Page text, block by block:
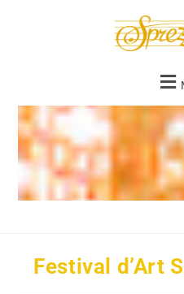
Festival d’Art